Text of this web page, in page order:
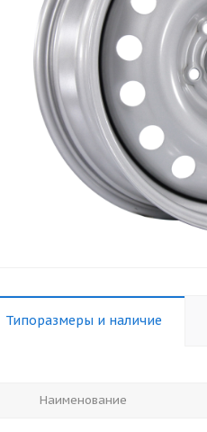
Типоразмеры и наличие
Наименование